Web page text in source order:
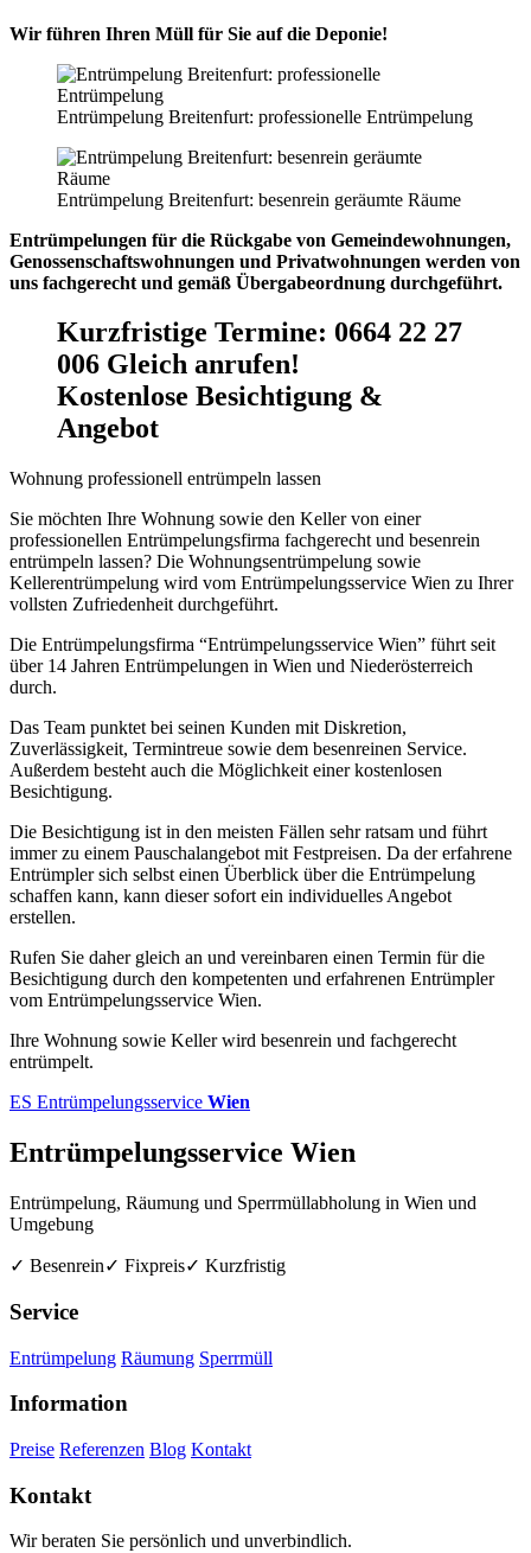
Wir führen Ihren Müll für Sie auf die Deponie!
Entrümpelung Breitenfurt: professionelle Entrümpelung
Entrümpelung Breitenfurt: besenrein geräumte Räume
Entrümpelungen für die Rückgabe von Gemeindewohnungen,
Genossenschaftswohnungen und Privatwohnungen werden von
uns fachgerecht und gemäß Übergabeordnung durchgeführt.
Kurzfristige Termine: 0664 22 27
006 Gleich anrufen!
Kostenlose Besichtigung &
Angebot
Wohnung professionell entrümpeln lassen
Sie möchten Ihre Wohnung sowie den Keller von einer
professionellen Entrümpelungsfirma fachgerecht und besenrein
entrümpeln lassen? Die Wohnungsentrümpelung sowie
Kellerentrümpelung wird vom Entrümpelungsservice Wien zu Ihrer
vollsten Zufriedenheit durchgeführt.
Die Entrümpelungsfirma “Entrümpelungsservice Wien” führt seit
über 14 Jahren Entrümpelungen in Wien und Niederösterreich
durch.
Das Team punktet bei seinen Kunden mit Diskretion,
Zuverlässigkeit, Termintreue sowie dem besenreinen Service.
Außerdem besteht auch die Möglichkeit einer kostenlosen
Besichtigung.
Die Besichtigung ist in den meisten Fällen sehr ratsam und führt
immer zu einem Pauschalangebot mit Festpreisen. Da der erfahrene
Entrümpler sich selbst einen Überblick über die Entrümpelung
schaffen kann, kann dieser sofort ein individuelles Angebot
erstellen.
Rufen Sie daher gleich an und vereinbaren einen Termin für die
Besichtigung durch den kompetenten und erfahrenen Entrümpler
vom Entrümpelungsservice Wien.
Ihre Wohnung sowie Keller wird besenrein und fachgerecht
entrümpelt.
ES Entrümpelungsservice Wien
Entrümpelungsservice Wien
Entrümpelung, Räumung und Sperrmüllabholung in Wien und
Umgebung
✓ Besenrein✓ Fixpreis✓ Kurzfristig
Service
Entrümpelung Räumung Sperrmüll
Information
Preise Referenzen Blog Kontakt
Kontakt
Wir beraten Sie persönlich und unverbindlich.